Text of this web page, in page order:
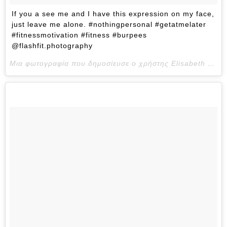
If you a see me and I have this expression on my face,
just leave me alone. #nothingpersonal #getatmelater
#fitnessmotivation #fitness #burpees
@flashfit.photography
Μια φωτογραφία που δημοσίευσε ο χρήστης Elisabeth Funmilayo Akinwale (@eakinwale) στις